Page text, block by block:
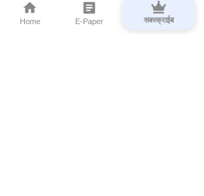
Home E-Paper सबस्क्राईब